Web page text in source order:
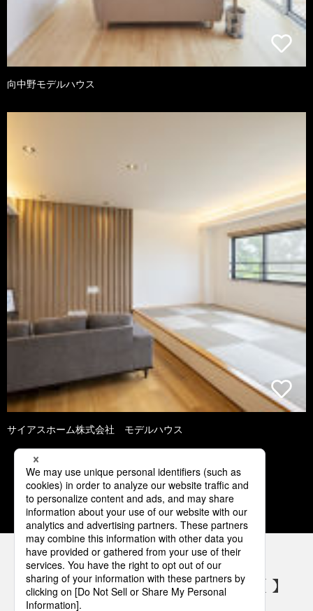
向中野モデルハウス
サイアスホーム株式会社 モデルハウス
1 2 3 4 5
パナソニックの電気設備 SNSアカウント